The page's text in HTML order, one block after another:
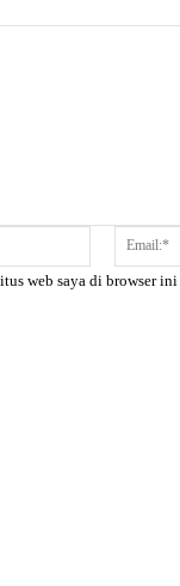
Nama:*
web saya di browser